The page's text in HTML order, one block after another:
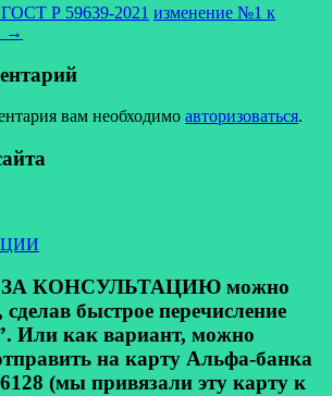
Р 59639-2021 изменение №1 к
→
вам необходимо авторизоваться.
ЗА КОНСУЛЬТАЦИЮ можно
быстрое перечисление
как вариант, можно
на карту Альфа-банка
(мы привязали эту карту к